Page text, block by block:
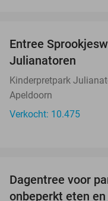
Entree
Julianatoren
Kinderpretpark
Apeldoorn
Verkocht: 10.475
Dagentree voor
onbeperkt eten